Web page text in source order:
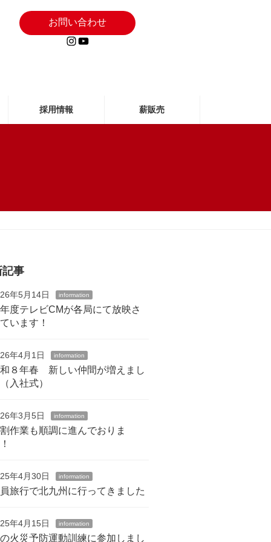
お問い合わせ
Instagram
YouTube
採用情報 薪販売
記事
年5月14日 information
度テレビCMが各局にて放映さ
います！
年4月1日 information
８年春 新しい仲間が増えまし
入社式）
年3月5日 information
作業も順調に進んでおりま
！
年4月30日 information
旅行で北九州に行ってきました
年4月15日 information
火災予防運動訓練に参加しまし